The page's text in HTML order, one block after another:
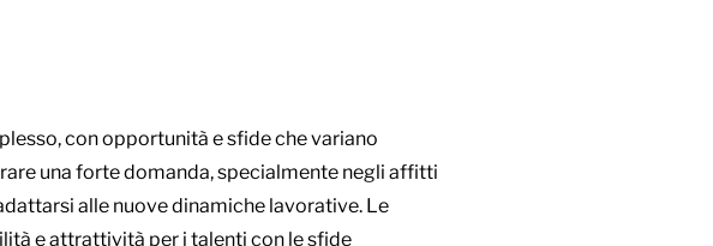
con opportunità e sfide che variano
una forte domanda, specialmente negli affitti
alle nuove dinamiche lavorative. Le
e attrattività per i talenti con le sfide